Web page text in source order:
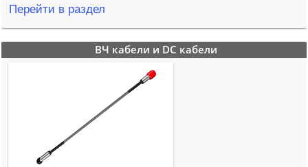
Перейти в раздел
ВЧ кабели и DC кабели